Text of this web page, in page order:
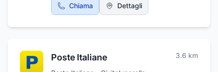
Chiama Dettagli
Poste Italiane 3.6 km